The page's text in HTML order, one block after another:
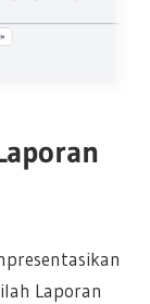
Laporan